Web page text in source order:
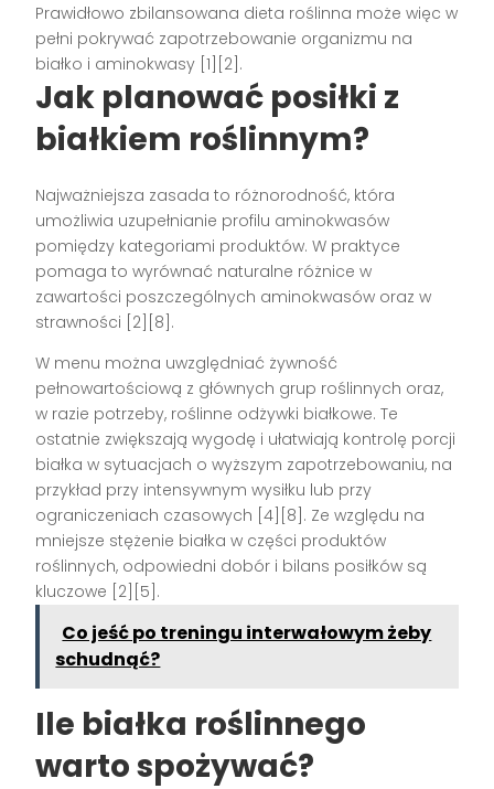
Prawidłowo zbilansowana dieta roślinna może więc w
pełni pokrywać zapotrzebowanie organizmu na
białko i aminokwasy [1][2].
Jak planować posiłki z
białkiem roślinnym?
Najważniejsza zasada to różnorodność, która
umożliwia uzupełnianie profilu aminokwasów
pomiędzy kategoriami produktów. W praktyce
pomaga to wyrównać naturalne różnice w
zawartości poszczególnych aminokwasów oraz w
strawności [2][8].
W menu można uwzględniać żywność
pełnowartościową z głównych grup roślinnych oraz,
w razie potrzeby, roślinne odżywki białkowe. Te
ostatnie zwiększają wygodę i ułatwiają kontrolę porcji
białka w sytuacjach o wyższym zapotrzebowaniu, na
przykład przy intensywnym wysiłku lub przy
ograniczeniach czasowych [4][8]. Ze względu na
mniejsze stężenie białka w części produktów
roślinnych, odpowiedni dobór i bilans posiłków są
kluczowe [2][5].
Co jeść po treningu interwałowym żeby
schudnąć?
Ile białka roślinnego
warto spożywać?